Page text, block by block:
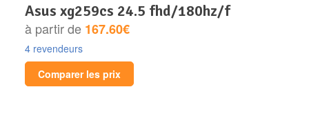
asus xg259cs 24.5 fhd/180hz/f
à partir de 167.60€
4 revendeurs
Comparer les prix